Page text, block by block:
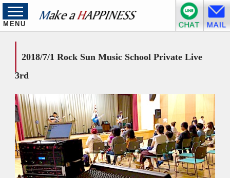
MENU
2018/7/1 Rock Sun Music School Private Live
3rd